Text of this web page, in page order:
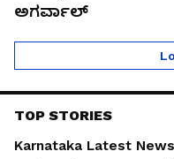
ಅಗರ್ವಾಲ್
TOP STORIES
Karnataka Latest